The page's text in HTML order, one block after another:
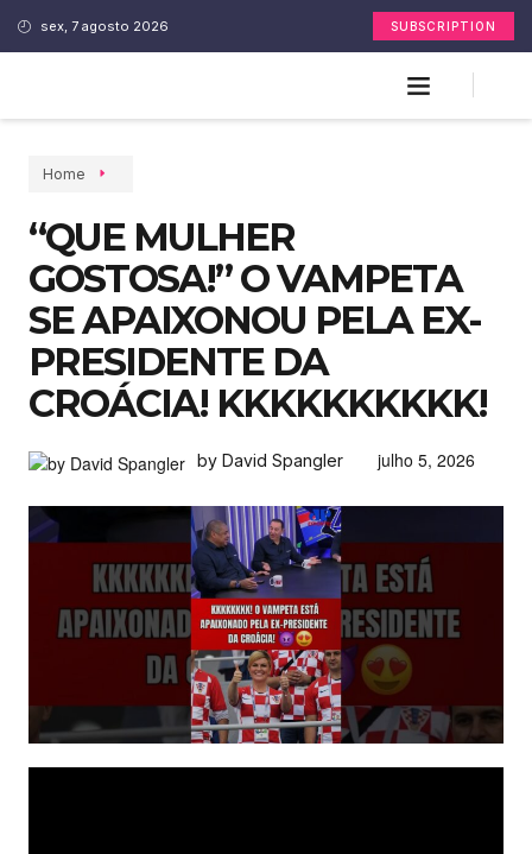
sex, 7 agosto 2026 SUBSCRIPTION
Home
“QUE MULHER
GOSTOSA!” O VAMPETA
SE APAIXONOU PELA EX-
PRESIDENTE DA
CROÁCIA! KKKKKKKKKK!
by David Spangler julho 5, 2026